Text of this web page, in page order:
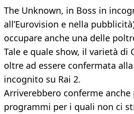
The Unknown, in Boss in
all’Eurovision e nella
occupare anche una delle
Tale e quale show, il varietà di
oltre ad essere confermata
incognito su Rai 2.
Arriverebbero conferme
programmi per i quali non ci